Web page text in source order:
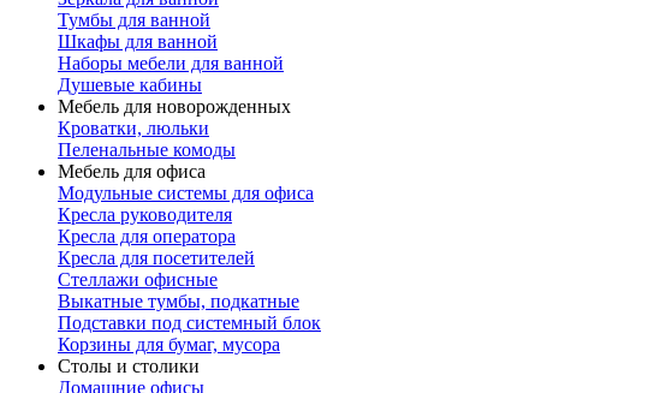
Тумбы для ванной
Шкафы для ванной
Наборы мебели для ванной
Душевые кабины
Мебель для новорожденных
Кроватки, люльки
Пеленальные комоды
Мебель для офиса
Модульные системы для офиса
Кресла руководителя
Кресла для оператора
Кресла для посетителей
Стеллажи офисные
Выкатные тумбы, подкатные
Подставки под системный блок
Корзины для бумаг, мусора
Столы и столики
Домашние офисы